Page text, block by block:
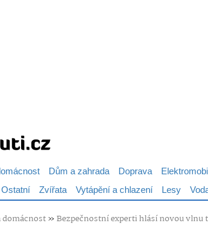
Dům a zahrada Doprava
Ostatní Zvířata Vytápění a chlazení Lesy
domácnost»Bezpečnostní experti hlásí novou vlnu